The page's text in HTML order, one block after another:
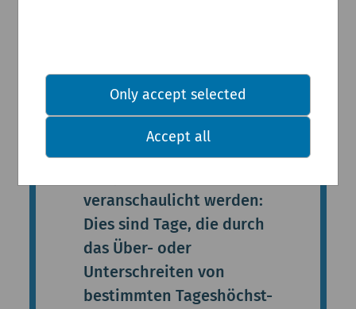
n
Klimaveränderungen
können über
veranschaulicht werden:
Dies sind Tage, die durch
das Über- oder
Unterschreiten von
bestimmten Tageshöchst-
Only accept selected
Accept all